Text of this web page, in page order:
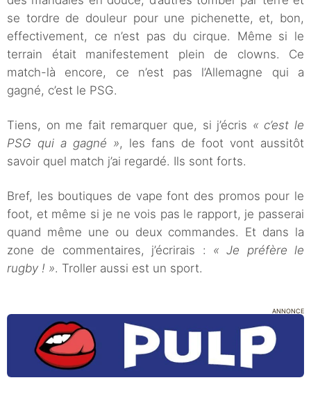
se tordre de douleur pour une pichenette, et, bon,
effectivement, ce n’est pas du cirque. Même si le
terrain était manifestement plein de clowns. Ce
match-là encore, ce n’est pas l’Allemagne qui a
gagné, c’est le PSG.
Tiens, on me fait remarquer que, si j’écris « c’est le
PSG qui a gagné », les fans de foot vont aussitôt
savoir quel match j’ai regardé. Ils sont forts.
Bref, les boutiques de vape font des promos pour le
foot, et même si je ne vois pas le rapport, je passerai
quand même une ou deux commandes. Et dans la
zone de commentaires, j’écrirais : « Je préfère le
rugby ! ». Troller aussi est un sport.
ANNONCE